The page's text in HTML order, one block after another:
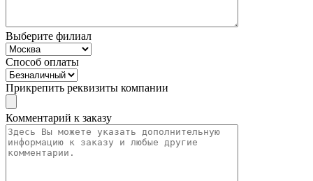
Выберите филиал
Способ оплаты
Прикрепить реквизиты компании
Комментарий к заказу